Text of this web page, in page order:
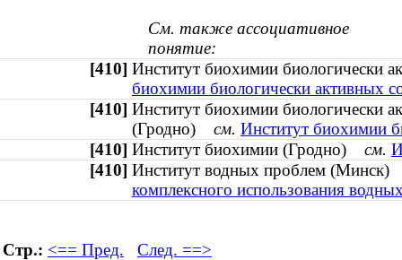
См. также ассоциативное
понятие:
[410] Институт биохимии
биохимии биологически активных
[410] Институт биохимии биологически
(Гродно) см. Институт биохимии
[410] Институт биохимии (Гродно) см.
[410] Институт водных проблем
комплексного использования
Стр.: <== Пред. След. ==>